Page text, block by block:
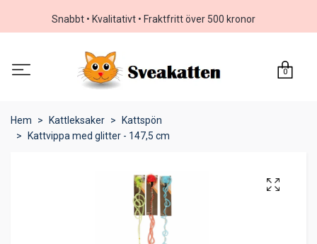
Snabbt • Kvalitativt • Fraktfritt över 500 kronor
0
Hem Kattleksaker
Kattspön
Kattvippa med glitter - 147,5 cm